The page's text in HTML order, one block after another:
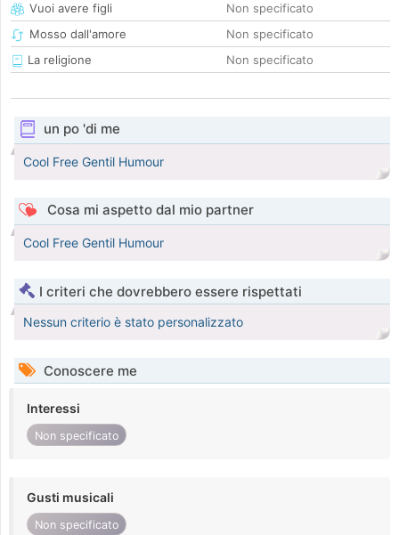
Vuoi avere figli
Non specificato
Mosso dall'amore
Non specificato
La religione
Non specificato
un po 'di me
Cool Free Gentil Humour
Cosa mi aspetto dal mio partner
Cool Free Gentil Humour
I criteri che dovrebbero essere rispettati
Nessun criterio è stato personalizzato
Conoscere me
Interessi
Non specificato
Gusti musicali
Non specificato